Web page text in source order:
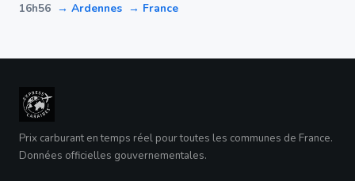
16h56 → Ardennes → France
Prix carburant en temps réel pour toutes les communes de France.
Données officielles gouvernementales.